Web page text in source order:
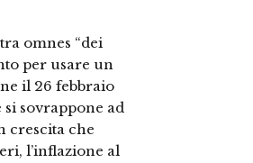
omnes “dei
per usare un
il 26 febbraio
sovrappone ad
crescita che
l’inflazione al